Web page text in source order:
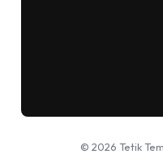
© 2026 Tetik